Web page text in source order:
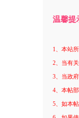
温馨提
1、本站
2、当有
3、当政
4、本帖
5、如本